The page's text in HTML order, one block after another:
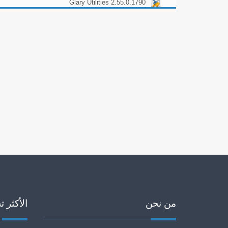
Glary Utilities 2.55.0.1790
من نحن الأكثر